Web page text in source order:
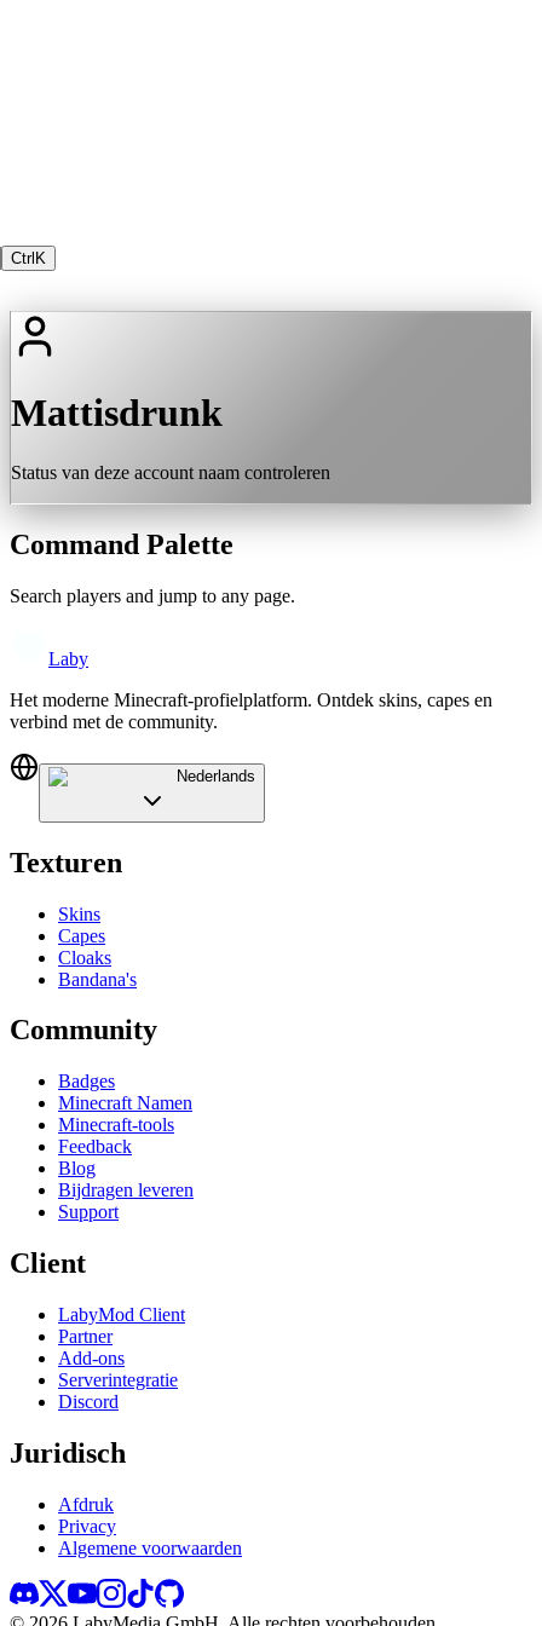
Ctrl K
Mattisdrunk
Status van deze account naam controleren
Command Palette
Search players and jump to any page.
Laby
Het moderne Minecraft-profielplatform. Ontdek skins, capes en
verbind met de community.
Nederlands
Texturen
Skins
Capes
Cloaks
Bandana's
Community
Badges
Minecraft Namen
Minecraft-tools
Feedback
Blog
Bijdragen leveren
Support
Client
LabyMod Client
Partner
Add-ons
Serverintegratie
Discord
Juridisch
Afdruk
Privacy
Algemene voorwaarden